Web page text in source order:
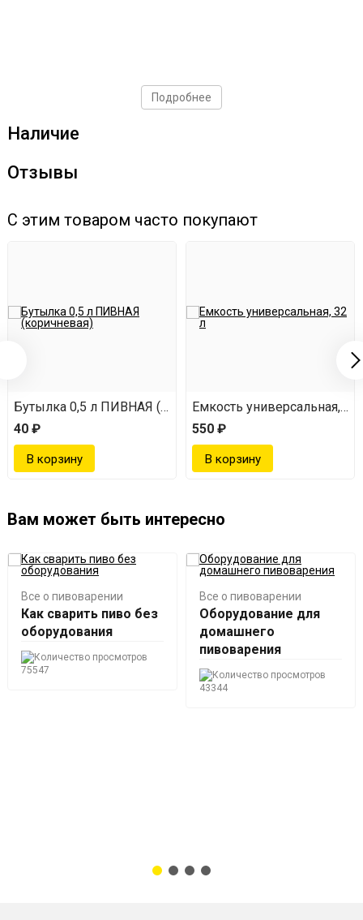
Подробнее
Наличие
Отзывы
С этим товаром часто покупают
Бутылка 0,5 л ПИВНАЯ (коричневая)
40 ₽
Емкость универсальная, 32
550 ₽
Вам может быть интересно
Все о пивоварении
Как сварить пиво без
оборудования
75547
Все о пивоварении
Оборудование для
домашнего
пивоварения
43344